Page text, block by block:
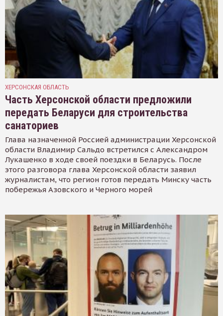
ХЕРСОНСКАЯ ОБЛАСТЬ
Часть Херсонской области предложили
передать Беларуси для строительства
санаториев
Глава назначенной Россией администрации Херсонской
области Владимир Сальдо встретился с Александром
Лукашенко в ходе своей поездки в Беларусь. После
этого разговора глава Херсонской области заявил
журналистам, что регион готов передать Минску часть
побережья Азовского и Черного морей